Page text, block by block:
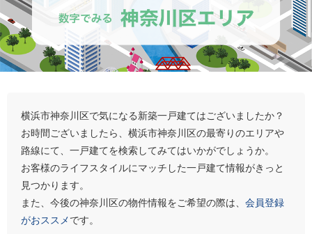
横浜市神奈川区で気になる新築一戸建てはございましたか？
お時間ございましたら、横浜市神奈川区の最寄りのエリアや
路線にて、一戸建てを検索してみてはいかがでしょうか。
お客様のライフスタイルにマッチした一戸建て情報がきっと
見つかります。
また、今後の神奈川区の物件情報をご希望の際は、 会員登録
がおススメです。